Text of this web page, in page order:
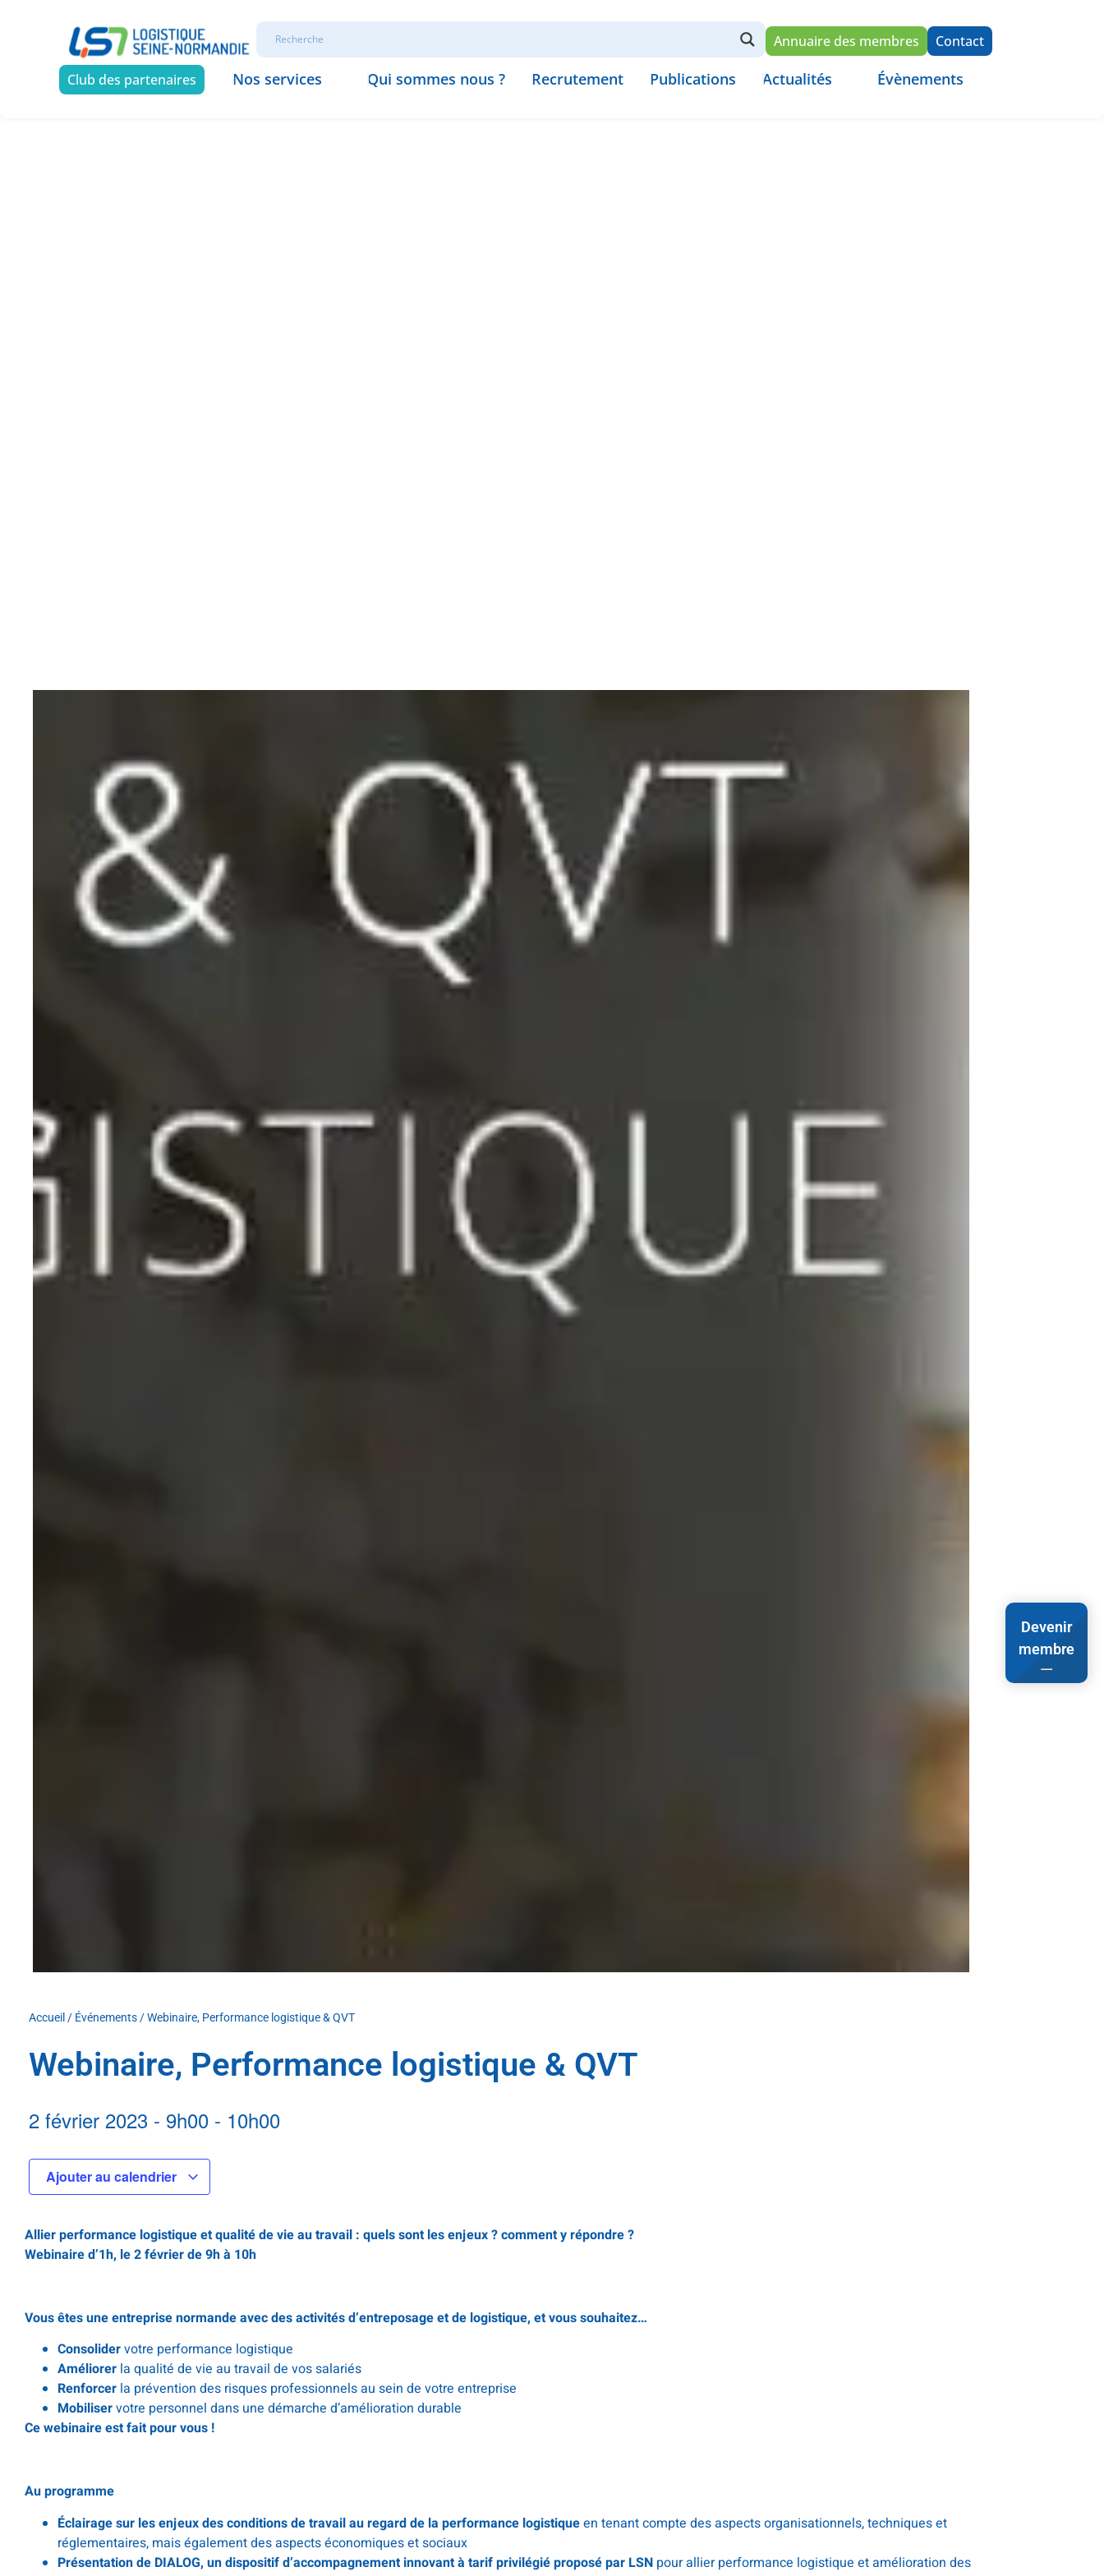
Annuaire des membres Contact
Club des partenaires Nos services Qui sommes nous ? Recrutement Publications Actualités Évènements
Accueil / Événements /Webinaire, Performance logistique & QVT
Webinaire, Performance logistique & QVT
2 février 2023 - 9h00 - 10h00
Ajouter au calendrier
Allier performance logistique et qualité de vie au travail : quels sont les enjeux ? comment y répondre ?
Webinaire d’1h, le 2 février de 9h à 10h
Vous êtes une entreprise normande avec des activités d’entreposage et de logistique, et vous souhaitez…
Consolidervotre performance logistique
Améliorer la qualité de vie au travail de vos salariés
Renforcer la prévention des risques professionnels au sein de votre entreprise
Mobiliservotre personnel dans une démarche d’amélioration durable
Ce webinaire est fait pour vous !
Au programme
Éclairage sur les enjeux des conditions de travail au regard de la performance logistiqueen tenant compte des aspects organisationnels, techniques et
réglementaires, mais également des aspects économiques et sociaux
Présentation de DIALOG, un dispositif d’accompagnement innovant à tarif privilégié proposé par LSN pour allier performance logistique et amélioration des
Devenir
membre